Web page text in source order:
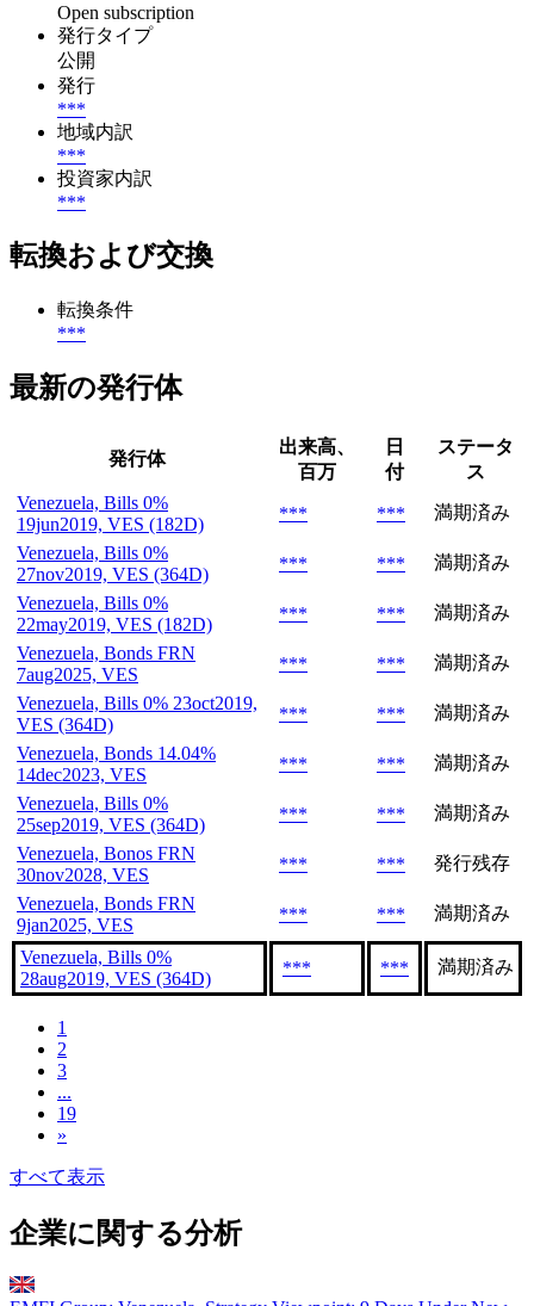
Open subscription
発行タイプ
公開
発行
***
地域内訳
***
投資家内訳
***
転換および交換
転換条件
***
最新の発行体
発行体
出来高、
百万
日
付
ステータ
ス
Venezuela, Bills 0%
19jun2019, VES (182D)
*** ***
満期済み
Venezuela, Bills 0%
27nov2019, VES (364D)
*** ***
満期済み
Venezuela, Bills 0%
22may2019, VES (182D)
*** ***
満期済み
Venezuela, Bonds FRN
7aug2025, VES
*** ***
満期済み
Venezuela, Bills 0% 23oct2019,
VES (364D)
*** ***
満期済み
Venezuela, Bonds 14.04%
14dec2023, VES
*** ***
満期済み
Venezuela, Bills 0%
25sep2019, VES (364D)
*** ***
満期済み
Venezuela, Bonos FRN
30nov2028, VES
*** ***
発行残存
Venezuela, Bonds FRN
9jan2025, VES
*** *** 満期済み
Venezuela, Bills 0%
28aug2019, VES (364D)
*** *** 満期済み
1
2
3
...
19
»
すべて表示
企業に関する分析